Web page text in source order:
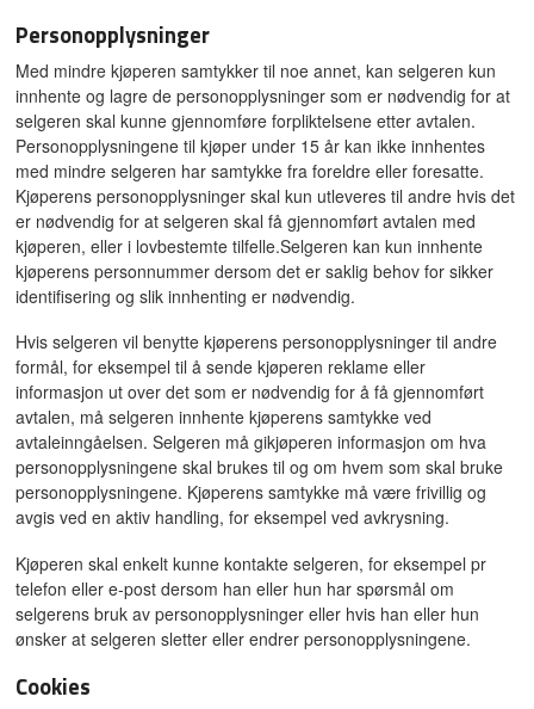
Personopplysninger
Med mindre kjøperen samtykker til noe annet, kan selgeren kun
innhente og lagre de personopplysninger som er nødvendig for at
selgeren skal kunne gjennomføre forpliktelsene etter avtalen.
Personopplysningene til kjøper under 15 år kan ikke innhentes
med mindre selgeren har samtykke fra foreldre eller foresatte.
Kjøperens personopplysninger skal kun utleveres til andre hvis det
er nødvendig for at selgeren skal få gjennomført avtalen med
kjøperen, eller i lovbestemte tilfelle.Selgeren kan kun innhente
kjøperens personnummer dersom det er saklig behov for sikker
identifisering og slik innhenting er nødvendig.
Hvis selgeren vil benytte kjøperens personopplysninger til andre
formål, for eksempel til å sende kjøperen reklame eller
informasjon ut over det som er nødvendig for å få gjennomført
avtalen, må selgeren innhente kjøperens samtykke ved
avtaleinngåelsen. Selgeren må gikjøperen informasjon om hva
personopplysningene skal brukes til og om hvem som skal bruke
personopplysningene. Kjøperens samtykke må være frivillig og
avgis ved en aktiv handling, for eksempel ved avkrysning.
Kjøperen skal enkelt kunne kontakte selgeren, for eksempel pr
telefon eller e-post dersom han eller hun har spørsmål om
selgerens bruk av personopplysninger eller hvis han eller hun
ønsker at selgeren sletter eller endrer personopplysningene.
Cookies